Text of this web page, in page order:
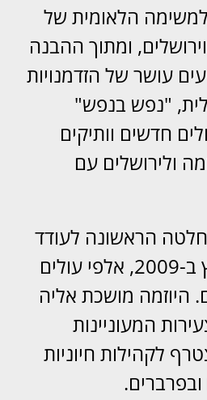
הלאומית של
ומתוך ההבנה
עושר של הזדמנויות
"נפש בנפש"
חדשים וותיקים
ולירושלים עם
הראשונה לעודד
עלייה לצפון הארץ ב-2009, אלפי עולים
היוזמה מושכת אליה
המעוניינות
לקהילות חיוניות